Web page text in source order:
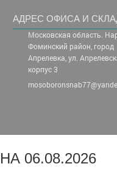
АДРЕС ОФИСА И
Московская область.
Фоминский район, город
Апрелевка, ул.
корпус 3
06.08.2026